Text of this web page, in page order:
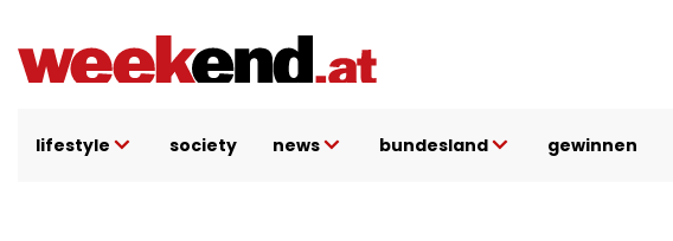
Inhalt
lifestyle society news bundesland gewinnen